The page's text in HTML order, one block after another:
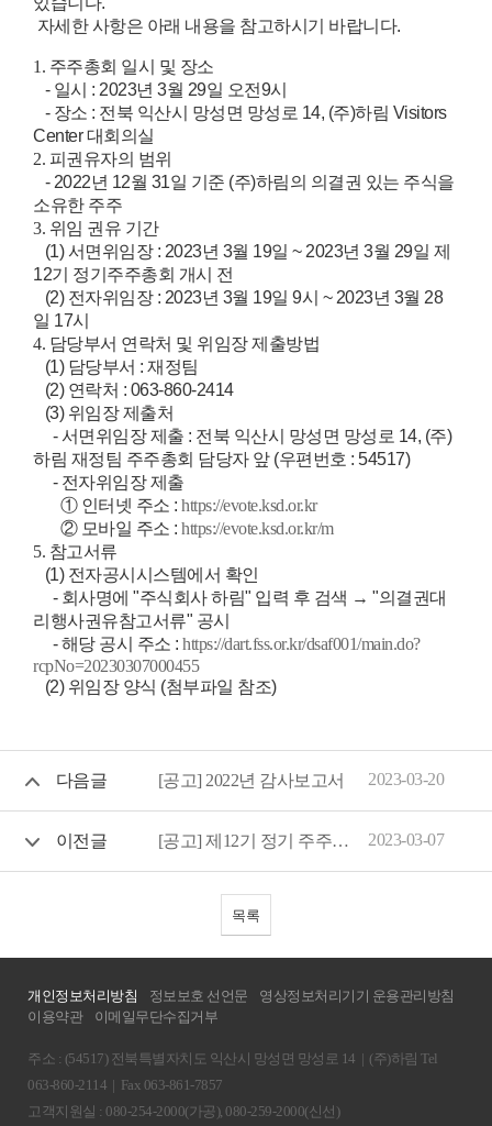
자세한 사항은 아래 내용을 참고하시기 바랍니다.
1. 주주총회 일시 및 장소
- 일시 : 2023년 3월 29일 오전9시
- 장소 : 전북 익산시 망성면 망성로 14, (주)하림 Visitors
Center 대회의실
2. 피권유자의 범위
- 2022년 12월 31일 기준 (주)하림의 의결권 있는 주식을
소유한 주주
3. 위임 권유 기간
(1) 서면위임장 : 2023년 3월 19일 ~ 2023년 3월 29일 제
12기 정기주주총회 개시 전
(2) 전자위임장 : 2023년 3월 19일 9시 ~ 2023년 3월 28
일 17시
4. 담당부서 연락처 및 위임장 제출방법
(1) 담당부서 : 재정팀
(2) 연락처 : 063-860-2414
(3) 위임장 제출처
- 서면위임장 제출 : 전북 익산시 망성면 망성로 14, (주)
하림 재정팀 주주총회 담당자 앞 (우편번호 : 54517)
- 전자위임장 제출
① 인터넷 주소 : https://evote.ksd.or.kr
② 모바일 주소 : https://evote.ksd.or.kr/m
5. 참고서류
(1) 전자공시시스템에서 확인
- 회사명에 "주식회사 하림" 입력 후 검색 → "의결권대
리행사권유참고서류" 공시
- 해당 공시 주소 : https://dart.fss.or.kr/dsaf001/main.do?
rcpNo=20230307000455
(2) 위임장 양식 (첨부파일 참조)
다음글 [공고] 2022년 감사보고서 2023-03-20
이전글 [공고] 제12기 정기 주주총회 소집공고 2023-03-07
목록
개인정보처리방침 정보보호 선언문
영상정보처리기기 운용관리방침
이용약관
이메일무단수집거부
주소 : (54517) 전북특별자치도 익산시 망성면 망성로 14 | (주)하림 Tel
063-860-2114 | Fax 063-861-7857
고객지원실 : 080-254-2000(가공), 080-259-2000(신선)